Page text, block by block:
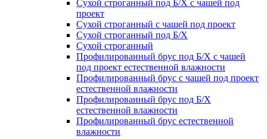
Сухой строганный под Б/Х с чашей под
проект
Сухой строганный с чашей под проект
Сухой строганный под Б/Х
Сухой строганный
Профилированный брус под Б/Х с чашей
под проект естественной влажности
Профилированный брус с чашей под проект
естественной влажности
Профилированный брус под Б/Х
естественной влажности
Профилированный брус естественной
влажности